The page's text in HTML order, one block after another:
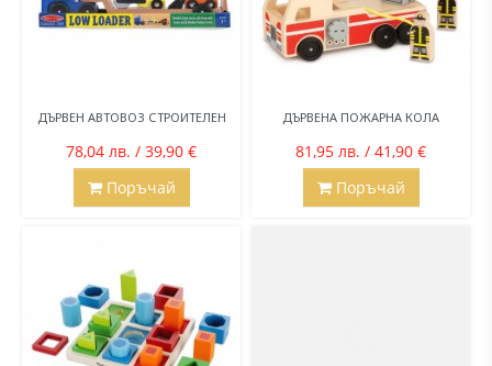
ДЪРВЕН АВТОВОЗ СТРОИТЕЛЕН
78,04 лв. / 39,90 €
Поръчай
ДЪРВЕНА ПОЖАРНА КОЛА
81,95 лв. / 41,90 €
Поръчай